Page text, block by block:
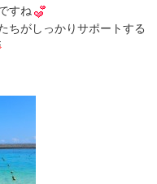
すね
ちがしっかりサポートする